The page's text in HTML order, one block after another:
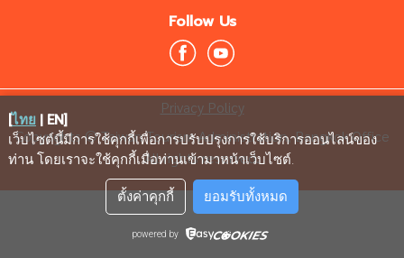
Follow Us
Privacy Policy
Copyrights © Taiwan Tourism Administration, Bangkok Office
All rights reserved.
[ไทย | EN]
เว็บไซต์นี้มีการใช้คุกกี้เพื่อการปรับปรุงการใช้บริการออนไลน์ของ
ท่าน โดยเราจะใช้คุกกี้เมื่อท่านเข้ามาหน้าเว็บไซต์.
ตั้งค่าคุกกี้ ยอมรับทั้งหมด
powered by